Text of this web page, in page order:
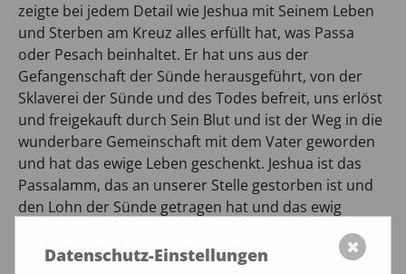
zeigte bei jedem Detail wie Jeshua mit Seinem Leben
und Sterben am Kreuz alles erfüllt hat, was Passa
oder Pesach beinhaltet. Er hat uns aus der
Gefangenschaft der Sünde herausgeführt, von der
Sklaverei der Sünde und des Todes befreit, uns erlöst
und freigekauft durch Sein Blut und ist der Weg in die
wunderbare Gemeinschaft mit dem Vater geworden
und hat das ewige Leben geschenkt. Jeshua ist das
Passalamm, das an unserer Stelle gestorben ist und
den Lohn der Sünde getragen hat und das ewig
wurde plastisch vor Augen geführt wie Jeshua das
Datenschutz-Einstellungen ✖